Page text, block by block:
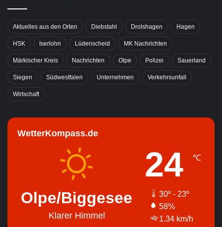
Aktuelles aus den Orten Diebstahl Drolshagen Hagen
HSK Iserlohn Lüdenscheid MK Nachrichten
Märkischer Kreis Nachrichten Olpe Polizei Sauerland
Siegen Südwestfalen Unternehmen Verkehrsunfall
Wirtschaft
WetterKompass.de
Olpe/Biggesee
Klarer Himmel
24 ℃
30º - 23º
58%
1.34 km/h